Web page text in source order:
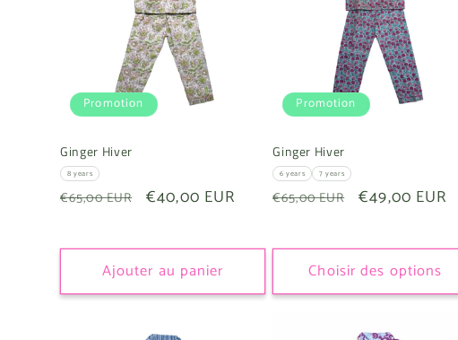
Promotion
Ginger Hiver
8 years
Prix
€65,00 EUR
Prix
€40,00 EUR
Ajouter au panier
Promotion
Ginger Hiver
6 years 7 years
Prix
€65,00 EUR
Prix
€49,00 EUR
Choisir des options